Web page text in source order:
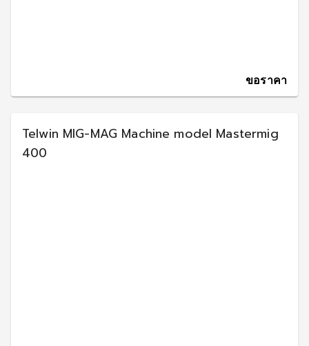
ขอราคา
Telwin MIG-MAG Machine model Mastermig
400